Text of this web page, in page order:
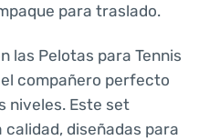
para traslado.
las Pelotas para Tennis
compañero perfecto
niveles. Este set
diseñadas para